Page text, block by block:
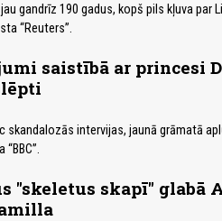
gandrīz 190 gadus, kopš pils kļuva par
“Reuters”.
saistībā ar princesi
skandalozās intervijas, jaunā grāmatā
"skeletus skapī" glabā